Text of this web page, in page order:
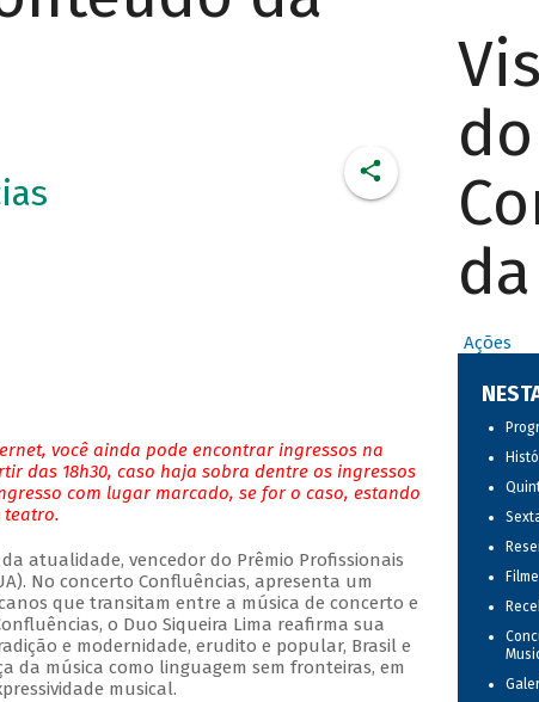
você ainda pode encontrar ingressos na
das 18h30, caso haja sobra dentre os ingressos
com lugar marcado, se for o caso, estando
teatro.
atualidade, vencedor do Prêmio Profissionais
No concerto Confluências, apresenta um
que transitam entre a música de concerto e
o Duo Siqueira Lima reafirma sua
e modernidade, erudito e popular, Brasil e
da música como linguagem sem fronteiras, em
musical.
do
Ações